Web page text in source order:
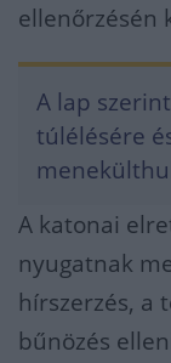
ellenőrzésén
A lap
túlélésére
A katonai
nyugatnak
hírszerzés, a
bűnözés